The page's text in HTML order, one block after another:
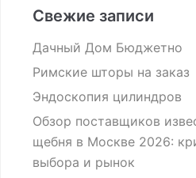
Свежие записи
Дачный Дом Бюджетно
Римские шторы на заказ
Эндоскопия цилиндров
Обзор поставщиков
щебня в Москве 2026:
выбора и рынок